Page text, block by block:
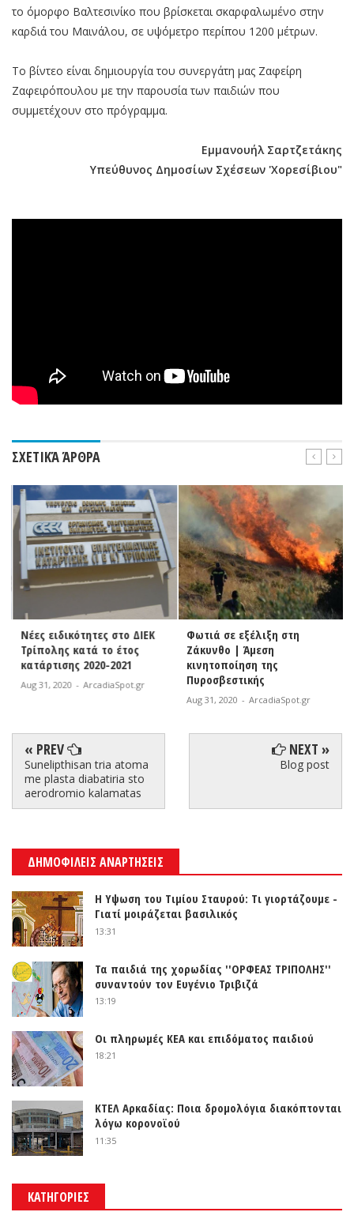
το όμορφο Βαλτεσινίκο που βρίσκεται σκαρφαλωμένο στην
καρδιά του Μαινάλου, σε υψόμετρο περίπου 1200 μέτρων.
Το βίντεο είναι δημιουργία του συνεργάτη μας Ζαφείρη
Ζαφειρόπουλου με την παρουσία των παιδιών που
συμμετέχουν στο πρόγραμμα.
Εμμανουήλ Σαρτζετάκης
Υπεύθυνος Δημοσίων Σχέσεων 'Χορεσίβιου"
ΣΧΕΤΙΚΆ ΆΡΘΡΑ
Νέες ειδικότητες στο ΔΙΕΚ
Τρίπολης κατά το έτος
κατάρτισης 2020-2021
Aug 31, 2020 - ArcadiaSpot.gr
Φωτιά σε εξέλιξη στη
Ζάκυνθο | Άμεση
κινητοποίηση της
Πυροσβεστικής
Aug 31, 2020 - ArcadiaSpot.gr
« PREV
Sunelipthisan tria atoma
me plasta diabatiria sto
aerodromio kalamatas
NEXT »
Blog post
ΔΗΜΟΦΙΛΕΙΣ ΑΝΑΡΤΗΣΕΙΣ
Η Υψωση του Τιμίου Σταυρού: Τι γιορτάζουμε -
Γιατί μοιράζεται βασιλικός
13:31
Τα παιδιά της χορωδίας ''ΟΡΦΕΑΣ ΤΡΙΠΟΛΗΣ''
συναντούν τον Ευγένιο Τριβιζά
13:19
Οι πληρωμές ΚΕΑ και επιδόματος παιδιού
18:21
ΚΤΕΛ Αρκαδίας: Ποια δρομολόγια διακόπτονται
λόγω κορονοϊού
11:35
ΚΑΤΗΓΟΡΙΕΣ